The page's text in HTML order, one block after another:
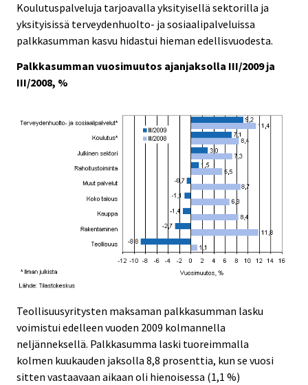
Koulutuspalveluja tarjoavalla yksityisellä sektorilla ja
yksityisissä terveydenhuolto- ja sosiaalipalveluissa
palkkasumman kasvu hidastui hieman edellisvuodesta.
Palkkasumman vuosimuutos ajanjaksolla III/2009 ja
III/2008, %
Teollisuusyritysten maksaman palkkasumman lasku
voimistui edelleen vuoden 2009 kolmannella
neljänneksellä. Palkkasumma laski tuoreimmalla
kolmen kuukauden jaksolla 8,8 prosenttia, kun se vuosi
sitten vastaavaan aikaan oli hienoisessa (1,1 %)